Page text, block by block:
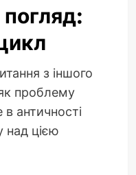
з іншого
проблему
античності
над цією